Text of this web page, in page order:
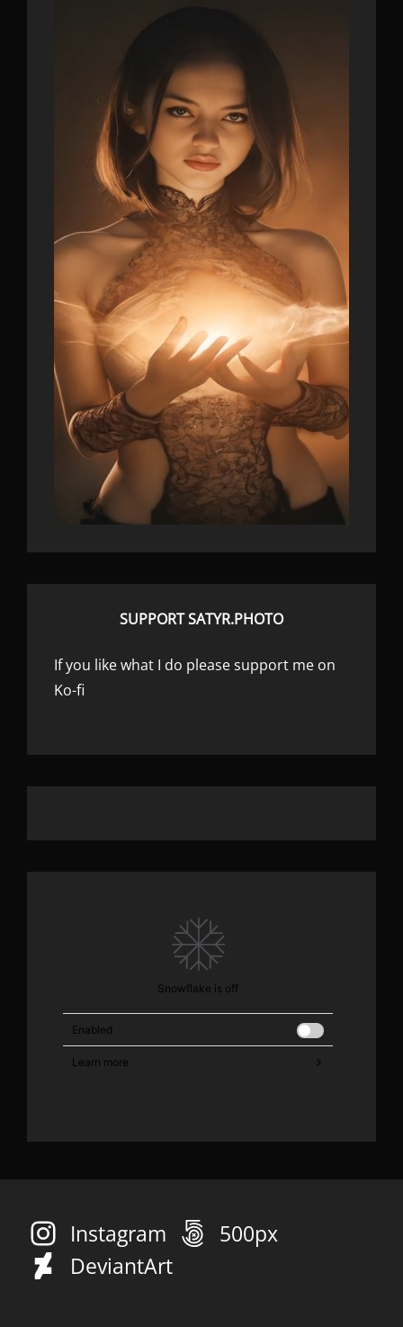
SUPPORT SATYR.PHOTO
If you like what I do please support me on
Ko-fi
Instagram
500px
DeviantArt